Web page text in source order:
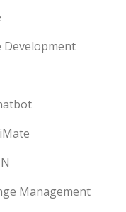
Development
Management